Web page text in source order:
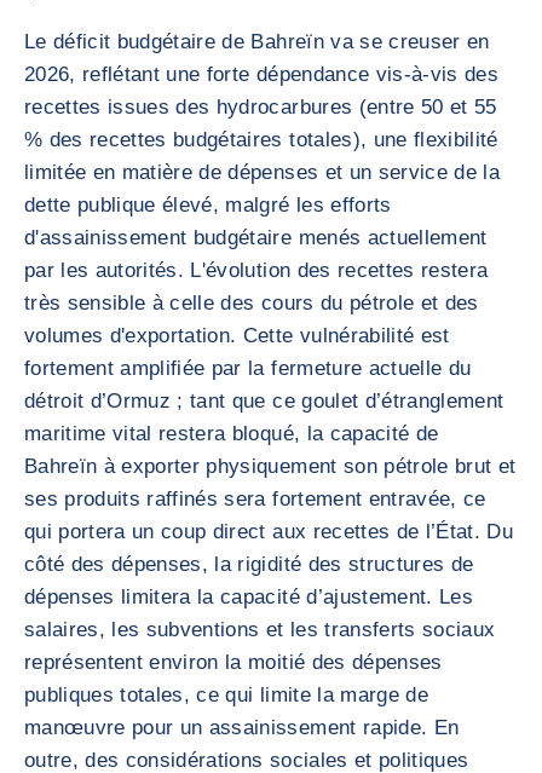
Le déficit budgétaire de Bahreïn va se creuser en
2026, reflétant une forte dépendance vis-à-vis des
recettes issues des hydrocarbures (entre 50 et 55
% des recettes budgétaires totales), une flexibilité
limitée en matière de dépenses et un service de la
dette publique élevé, malgré les efforts
d'assainissement budgétaire menés actuellement
par les autorités. L'évolution des recettes restera
très sensible à celle des cours du pétrole et des
volumes d'exportation. Cette vulnérabilité est
fortement amplifiée par la fermeture actuelle du
détroit d’Ormuz ; tant que ce goulet d’étranglement
maritime vital restera bloqué, la capacité de
Bahreïn à exporter physiquement son pétrole brut et
ses produits raffinés sera fortement entravée, ce
qui portera un coup direct aux recettes de l’État. Du
côté des dépenses, la rigidité des structures de
dépenses limitera la capacité d’ajustement. Les
salaires, les subventions et les transferts sociaux
représentent environ la moitié des dépenses
publiques totales, ce qui limite la marge de
manœuvre pour un assainissement rapide. En
outre, des considérations sociales et politiques